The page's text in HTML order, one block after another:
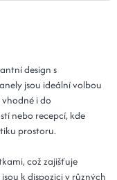
14 dní
14 dní
design s
jsou ideální volbou
i do
nebo recepcí, kde
prostoru.
což zajišťuje
k dispozici v různých